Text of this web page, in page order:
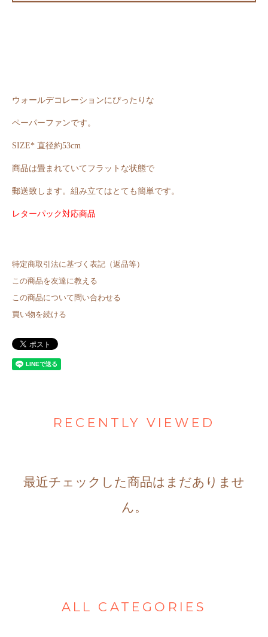
ウォールデコレーションにぴったりな
ペーパーファンです。
SIZE* 直径約53cm
商品は畳まれていてフラットな状態で
郵送致します。組み立てはとても簡単です。
レターパック対応商品
特定商取引法に基づく表記（返品等）
この商品を友達に教える
この商品について問い合わせる
買い物を続ける
RECENTLY VIEWED
最近チェックした商品はまだありませ
ん。
ALL CATEGORIES